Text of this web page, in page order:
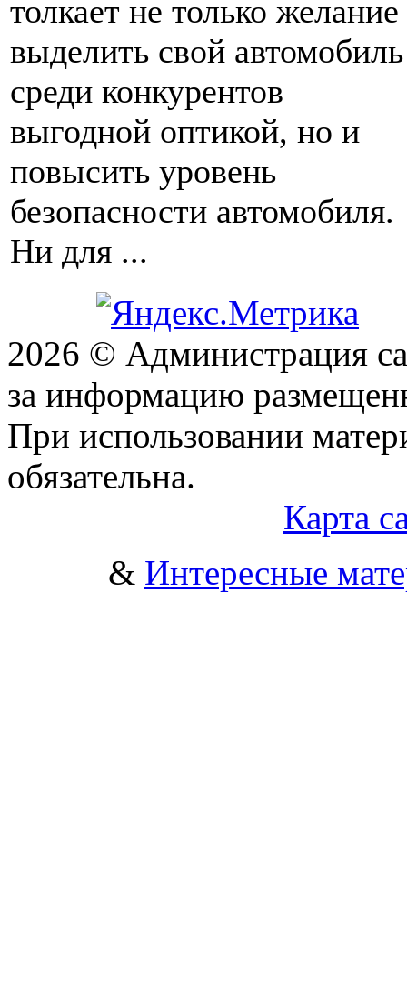
толкает не только желание
выделить свой автомобиль
среди конкурентов
выгодной оптикой, но и
повысить уровень
безопасности автомобиля.
Ни для ...
2026 © Администрация
за информацию
При использовании
обязательна.
Карта
& Интересные